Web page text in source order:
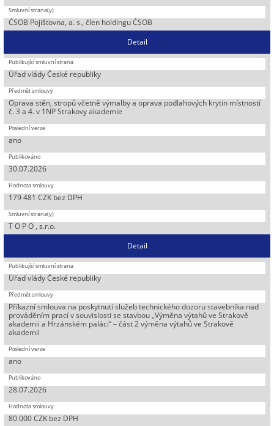
ČSOB Pojišťovna, a. s., člen holdingu ČSOB
Detail
Úřad vlády České republiky
Oprava stěn, stropů včetně výmalby a oprava podlahových krytin místností
č. 3 a 4. v 1NP Strakovy akademie
ano
30.07.2026
179 481 CZK bez DPH
T O P O , s.r.o.
Detail
Úřad vlády České republiky
Příkazní smlouva na poskytnutí služeb technického dozoru stavebníka nad
prováděním prací v souvislosti se stavbou „Výměna výtahů ve Strakově
akademii a Hrzánském paláci“ – část 2 výměna výtahů ve Strakově
akademii
ano
28.07.2026
80 000 CZK bez DPH